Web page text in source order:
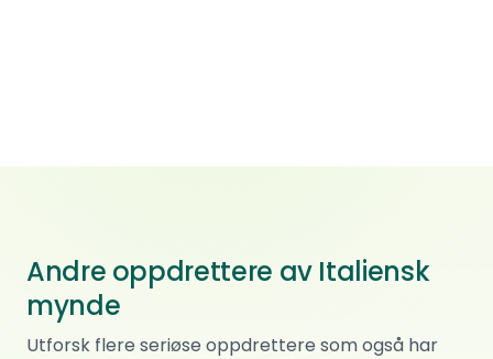
Andre oppdrettere av Italiensk
mynde
Utforsk flere seriøse oppdrettere som også har
Noless